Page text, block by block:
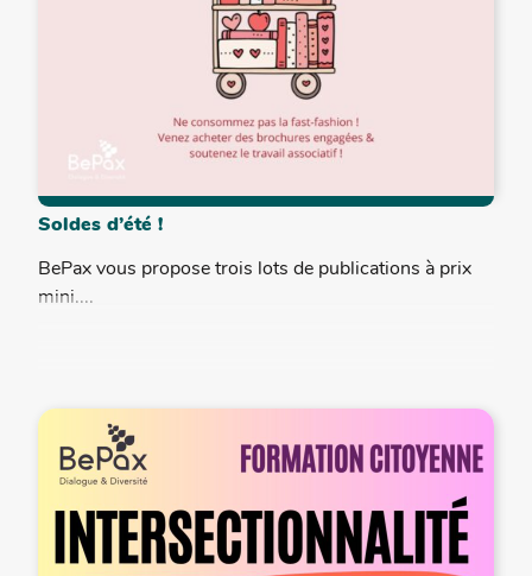
Soldes d’été !
BePax vous propose trois lots de publications à prix
mini....